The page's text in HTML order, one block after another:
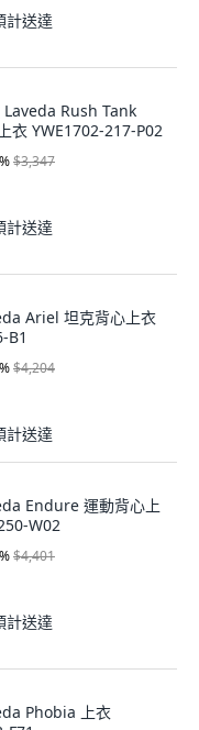
計送達
Rush Tank
衣 YWE1702-217-P02
%$3,347
計送達
Ariel 坦克背心上衣
B1
%$4,204
計送達
Endure 運動背心上
W02
%$4,401
計送達
Phobia 上衣